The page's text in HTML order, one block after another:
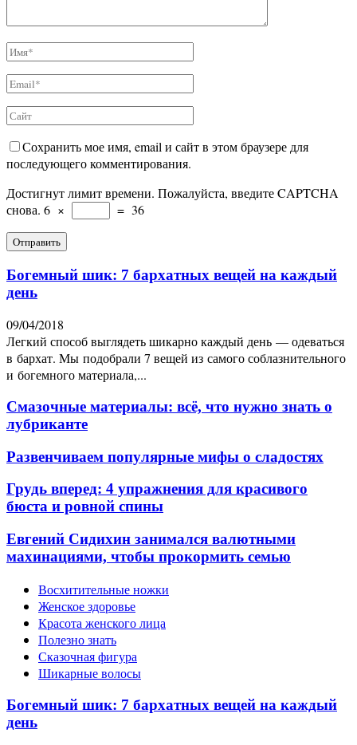
Сохранить мое имя, email и сайт в этом браузере для
последующего комментирования.
Достигнут лимит времени. Пожалуйста, введите CAPTCHA
снова. 6 × = 36
Богемный шик: 7 бархатных вещей на каждый
день
09/04/2018
Легкий способ выглядеть шикарно каждый день — одеваться
в бархат. Мы подобрали 7 вещей из самого соблазнительного
и богемного материала,...
Смазочные материалы: всё, что нужно знать о
лубриканте
Развенчиваем популярные мифы о сладостях
Грудь вперед: 4 упражнения для красивого
бюста и ровной спины
Евгений Сидихин занимался валютными
махинациями, чтобы прокормить семью
Восхитительные ножки
Женское здоровье
Красота женского лица
Полезно знать
Сказочная фигура
Шикарные волосы
Богемный шик: 7 бархатных вещей на каждый
день